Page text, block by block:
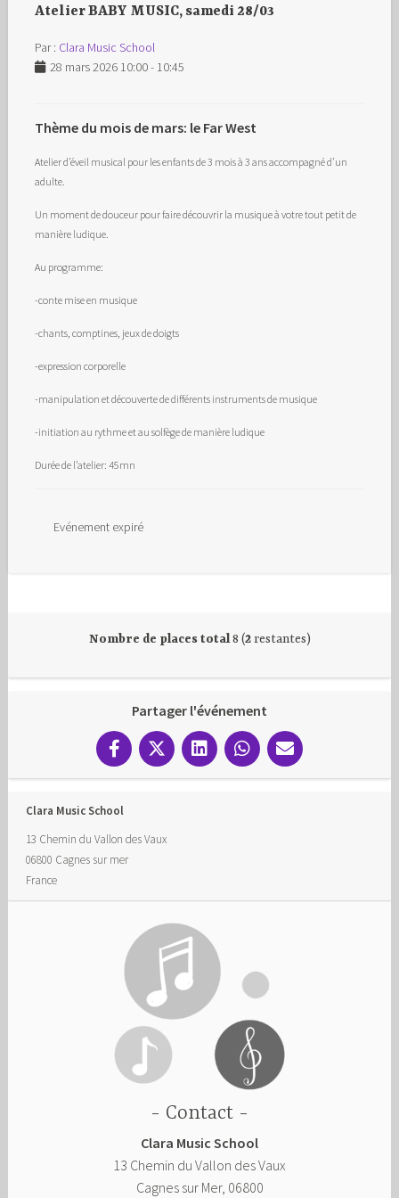
Atelier BABY MUSIC, samedi 28/03
Par : Clara Music School
28 mars 2026 10:00 - 10:45
Thème du mois de mars: le Far West
Atelier d’éveil musical pour les enfants de 3 mois à 3 ans accompagné d’un
adulte.
Un moment de douceur pour faire découvrir la musique à votre tout petit de
manière ludique.
Au programme:
-conte mise en musique
-chants, comptines, jeux de doigts
-expression corporelle
-manipulation et découverte de différents instruments de musique
-initiation au rythme et au solfège de manière ludique
Durée de l’atelier: 45mn
Evénement expiré
Nombre de places total8 (2restantes)
Partager l'événement
Clara Music School
13 Chemin du Vallon des Vaux
06800 Cagnes sur mer
France
Contact
Clara Music School
13 Chemin du Vallon des Vaux
Cagnes sur Mer, 06800